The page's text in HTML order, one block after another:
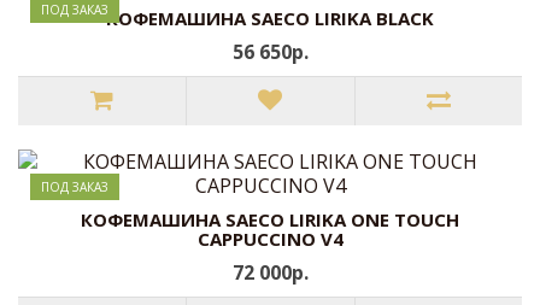
ПОД ЗАКАЗКОФЕМАШИНА SAECO LIRIKA BLACK
56 650р.
ПОД ЗАКАЗ
КОФЕМАШИНА SAECO LIRIKA ONE TOUCH
CAPPUCCINO V4
72 000р.